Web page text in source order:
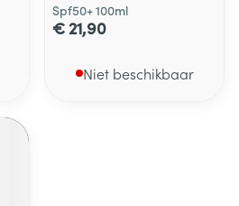
Spf50+ 100ml
€ 21,90
Niet beschikbaar